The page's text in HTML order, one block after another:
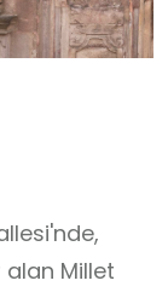
alan Millet